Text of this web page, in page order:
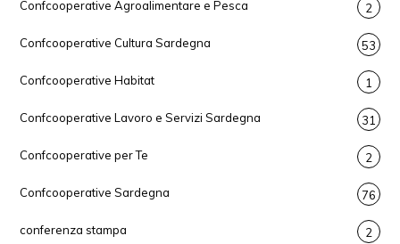
Confcooperative Agroalimentare e Pesca 2
Confcooperative Cultura Sardegna 53
Confcooperative Habitat 1
Confcooperative Lavoro e Servizi Sardegna 31
Confcooperative per Te 2
Confcooperative Sardegna 76
conferenza stampa 2